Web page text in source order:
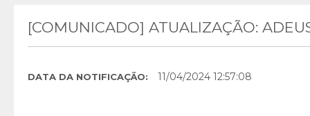
[COMUNICADO] ATUALIZAÇÃO:
DATA DA NOTIFICAÇÃO: 11/04/2024 12:57:08